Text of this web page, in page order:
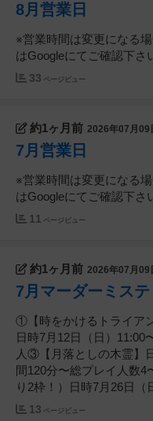
8月営業日
※営業時間は変更になる
はGoogleにてご確認下さ
33 ページビュー
約1ヶ月前 2026年07月09
7月営業日
※営業時間は変更になる
はGoogleにてご確認下さ
11 ページビュー
約1ヶ月前 2026年07月09
7月マーダーミス
①【時をかけるトライア
日時7月12日（日）11:00
人③【月落としの木霊】
間120分〜総プレイ人数
り2枠！）日時7月26日（
13 ページビュー